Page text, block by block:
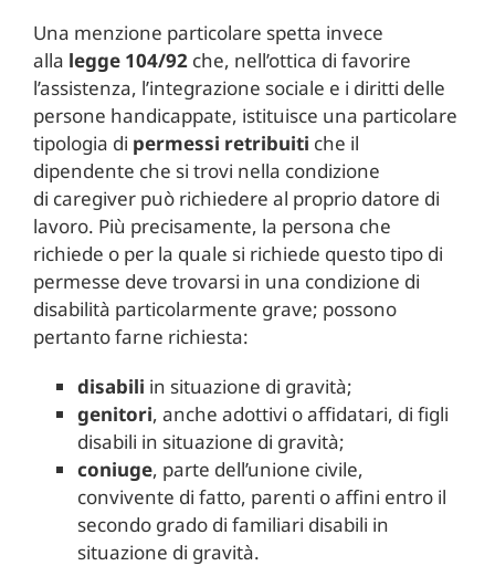
Una menzione particolare spetta invece
alla legge 104/92 che, nell’ottica di favorire
l’assistenza, l’integrazione sociale e i diritti delle
persone handicappate, istituisce una particolare
tipologia di permessi retribuiti che il
dipendente che si trovi nella condizione
di caregiver può richiedere al proprio datore di
lavoro. Più precisamente, la persona che
richiede o per la quale si richiede questo tipo di
permesse deve trovarsi in una condizione di
disabilità particolarmente grave; possono
pertanto farne richiesta:
disabili in situazione di gravità;
genitori, anche adottivi o affidatari, di figli
disabili in situazione di gravità;
coniuge, parte dell’unione civile,
convivente di fatto, parenti o affini entro il
secondo grado di familiari disabili in
situazione di gravità.